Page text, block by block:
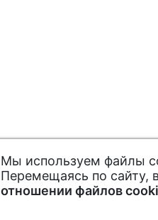
Мы используем файлы
Перемещаясь по сайту,
отношении файлов